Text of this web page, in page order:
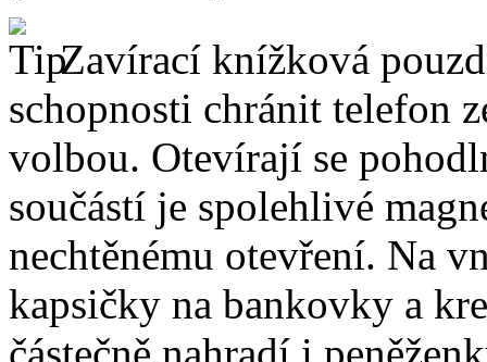
Zavírací knížková
schopnosti chránit telefon
volbou. Otevírají se
součástí je spolehlivé
nechtěnému otevření. Na
kapsičky na bankovky a
částečně nahradí i